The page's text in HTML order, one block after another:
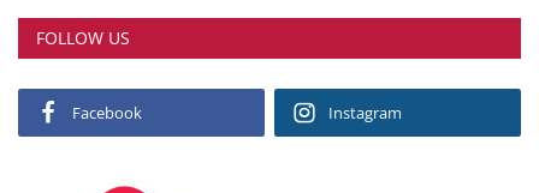
FOLLOW US
Facebook Instagram